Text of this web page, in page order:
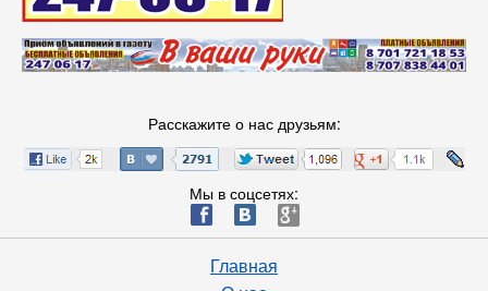
Расскажите о нас друзьям:
Мы в соцсетях:
ä æ è
Главная